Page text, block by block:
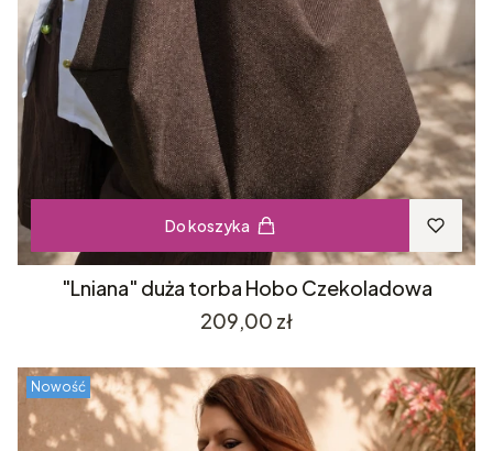
Do koszyka
"Lniana" duża torba Hobo Czekoladowa
Cena
209,00 zł
Nowość